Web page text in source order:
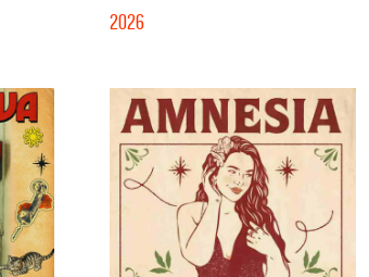
2026